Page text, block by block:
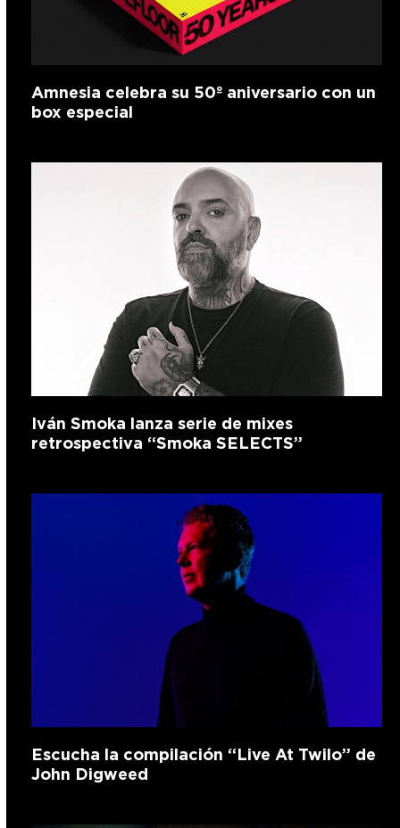
Amnesia celebra su 50º aniversario con un
box especial
Iván Smoka lanza serie de mixes
retrospectiva “Smoka SELECTS”
Escucha la compilación “Live At Twilo” de
John Digweed